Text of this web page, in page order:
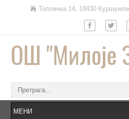
Топличка 14, 18430
ОШ "Милоје